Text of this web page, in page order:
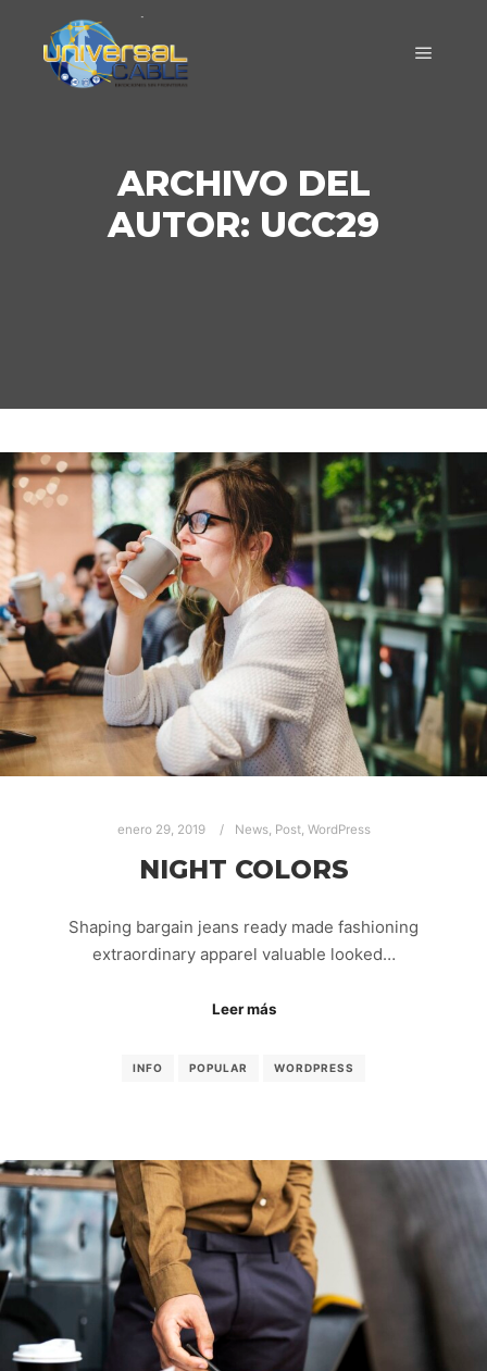
ARCHIVO DEL
AUTOR: UCC29
enero 29, 2019 News, Post, WordPress
NIGHT COLORS
Shaping bargain jeans ready made fashioning
extraordinary apparel valuable looked…
Leer más
INFO POPULAR WORDPRESS